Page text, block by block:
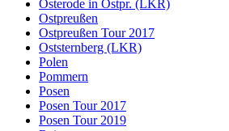
Osterode in Ostpr. (LKR)
Ostpreußen
Ostpreußen Tour 2017
Oststernberg (LKR)
Polen
Pommern
Posen
Posen Tour 2017
Posen Tour 2019